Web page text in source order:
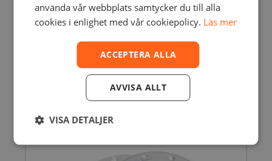
KIMYA ABS KEVLAR
223,75SEKinkl. moms
produkten
flera
använda vår webbplats samtycker du till alla
cookies i enlighet med vår cookiepolicy. Läs mer
ACCEPTERA ALLA
AVVISA ALLT
VISA DETALJER